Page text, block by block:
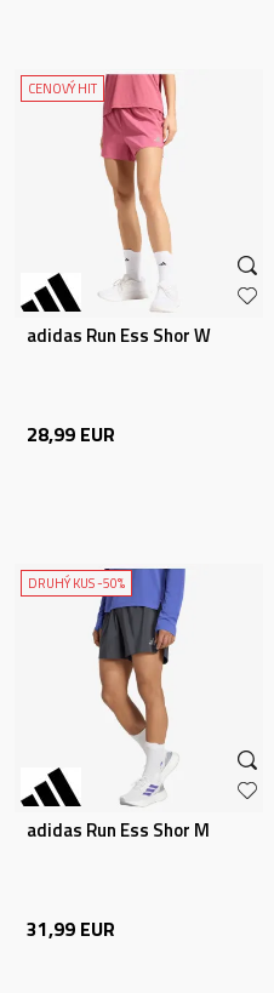
CENOVÝ HIT
adidas Run Ess Shor W
28,99 EUR
DRUHÝ KUS -50%
adidas Run Ess Shor M
31,99 EUR